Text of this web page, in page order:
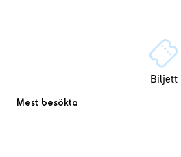
Biljett
Mest besökta